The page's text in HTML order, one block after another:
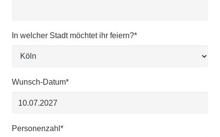
In welcher Stadt möchtet ihr feiern?*
Wunsch-Datum*
Personenzahl*